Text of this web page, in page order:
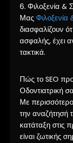
6. Φιλοξενία &
Μας Φιλοξενία
διασφαλίζουν
ασφαλής, έχει
τακτικά.
Πώς το SEO
Οδοντιατρική
Με
την αναζήτησή
κατάταξη στις
είναι ζωτικής